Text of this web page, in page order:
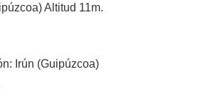
Altitud 11m.
Irún (Guipúzcoa)